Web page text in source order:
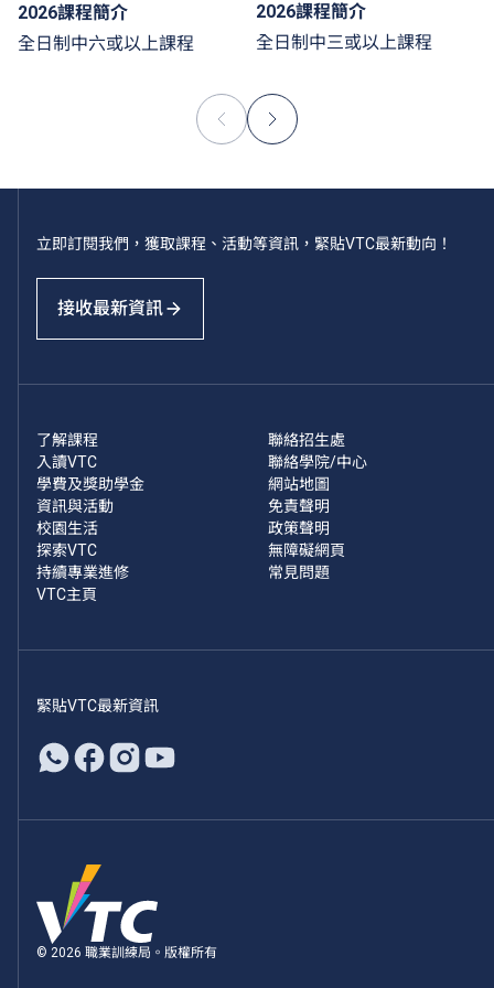
2026課程簡介
全日制中六或以上課程
2026課程簡介
全日制中三或以上課程
立即訂閱我們，獲取課程、活動等資訊，緊貼VTC最新動向！
接收最新資訊
了解課程
入讀VTC
學費及獎助學金
資訊與活動
校園生活
探索VTC
持續專業進修
VTC主頁
聯絡招生處
聯絡學院/中心
網站地圖
免責聲明
政策聲明
無障礙網頁
常見問題
緊貼VTC最新資訊
© 2026 職業訓練局。版權所有